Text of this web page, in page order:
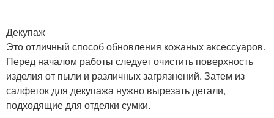
Декупаж
Это отличный способ обновления кожаных аксессуаров.
Перед началом работы следует очистить поверхность
изделия от пыли и различных загрязнений. Затем из
салфеток для декупажа нужно вырезать детали,
подходящие для отделки сумки.